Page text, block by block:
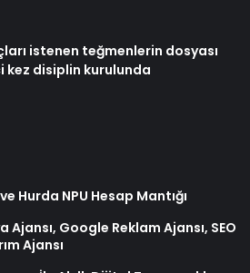
istenen teğmenlerin dosyası
kez disiplin kurulunda
Hurda NPU Hesap Mantığı
Google Reklam Ajansı, SEO
Ajansı